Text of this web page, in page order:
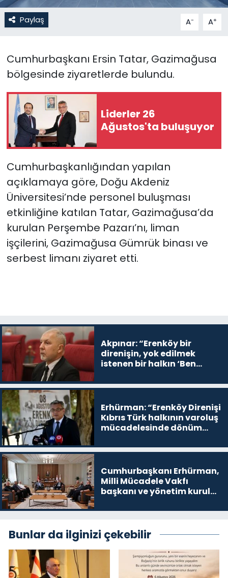
Paylaş A- A+
Cumhurbaşkanı Ersin Tatar, Gazimağusa
bölgesinde ziyaretlerde bulundu.
Liderler 26
Ağustos'ta buluşuyor
Cumhurbaşkanlığından yapılan
açıklamaya göre, Doğu Akdeniz
Üniversitesi’nde personel buluşması
etkinliğine katılan Tatar, Gazimağusa’da
kurulan Perşembe Pazarı’nı, liman
işçilerini, Gazimağusa Gümrük binası ve
serbest limanı ziyaret etti.
Akpınar: “Erenköy bir
direnişin, yok edilmek
istenen bir halkın ‘Ben
devam edeceğim’ dediği
Erhürman: “Erenköy Direnişi
Kıbrıs Türk halkının varoluş
mücadelesinde dönüm
Cumhurbaşkanı Erhürman,
Milli Mücadele Vakfı
başkanı ve yönetim kurulu
Bunlar da ilginizi çekebilir
Magazin
Moda
Nöbetçi Eczaneler
Otomobil Dünyası
Politika
SAĞLIK
Spor
Teknoloji
TÜRKiYE
Video Galeri
YAŞAM